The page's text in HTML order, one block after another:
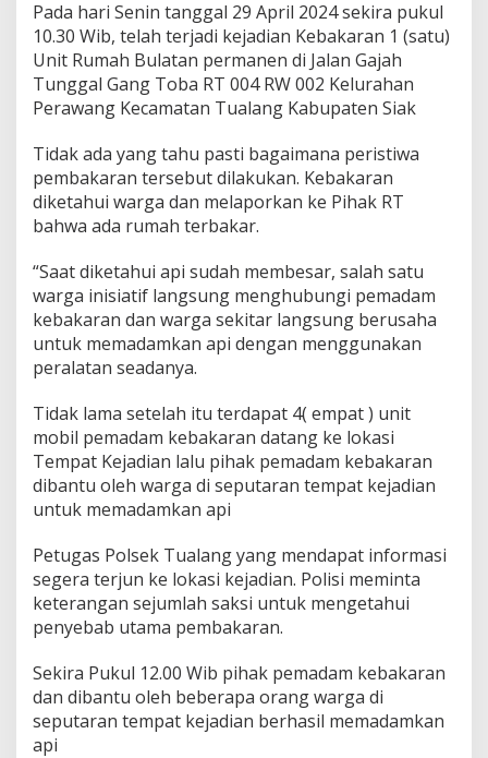
d
i
r
i
Pada hari Senin tanggal 29 April 2024 sekira pukul
10.30 Wib, telah terjadi kejadian Kebakaran 1 (satu)
Unit Rumah Bulatan permanen di Jalan Gajah
Tunggal Gang Toba RT 004 RW 002 Kelurahan
Perawang Kecamatan Tualang Kabupaten Siak
Tidak ada yang tahu pasti bagaimana peristiwa
pembakaran tersebut dilakukan. Kebakaran
diketahui warga dan melaporkan ke Pihak RT
bahwa ada rumah terbakar.
“Saat diketahui api sudah membesar, salah satu
warga inisiatif langsung menghubungi pemadam
kebakaran dan warga sekitar langsung berusaha
untuk memadamkan api dengan menggunakan
peralatan seadanya.
Tidak lama setelah itu terdapat 4( empat ) unit
mobil pemadam kebakaran datang ke lokasi
Tempat Kejadian lalu pihak pemadam kebakaran
dibantu oleh warga di seputaran tempat kejadian
untuk memadamkan api
Petugas Polsek Tualang yang mendapat informasi
segera terjun ke lokasi kejadian. Polisi meminta
keterangan sejumlah saksi untuk mengetahui
penyebab utama pembakaran.
Sekira Pukul 12.00 Wib pihak pemadam kebakaran
dan dibantu oleh beberapa orang warga di
seputaran tempat kejadian berhasil memadamkan
api